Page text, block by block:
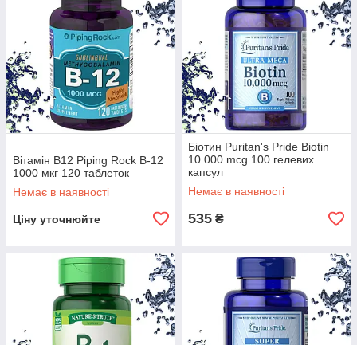
Вітамін B12 Piping Rock B-12
1000 мкг 120 таблеток
Немає в наявності
Ціну уточнюйте
Біотин Puritan's Pride Biotin
10.000 mcg 100 гелевих
капсул
Немає в наявності
535 ₴